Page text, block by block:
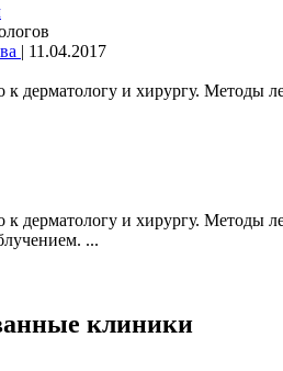
| 11.04.2017
дерматологу и хирургу. Методы
дерматологу и хирургу. Методы
...
клиники